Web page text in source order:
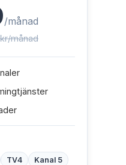
/månad
månad
TV4
Kanal 5